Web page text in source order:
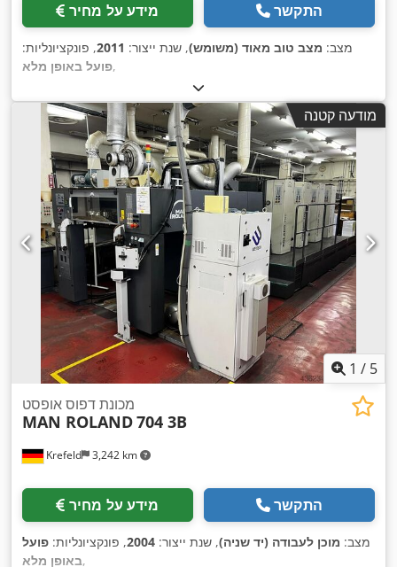
מידע על מחיר התקשר
מצב: מצב טוב מאוד (משומש), שנת ייצור: 2011, פונקציונליות:
פועל באופן מלא,
מודעה קטנה
1 / 5
Krefeld 3,242 km
מכונת דפוס אופסט
MAN ROLAND704 3B
מידע על מחיר התקשר
מצב: מוכן לעבודה (יד שניה), שנת ייצור: 2004, פונקציונליות: פועל
באופן מלא,